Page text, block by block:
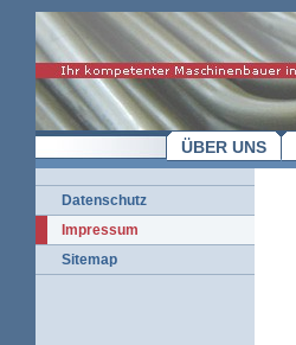
ÜBER UNS
Datenschutz
Impressum
Sitemap